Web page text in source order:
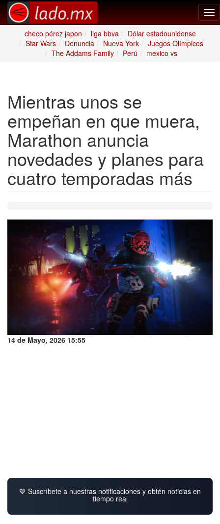
checo pérez japon
liga bbva
Dólar estadounidense
Star Wars
Denuncia Nueva York
Juegos Olímpicos
The Addams Family
Perú mexico vs
Mientras unos se
empeñan en que muera,
Marathon anuncia
novedades y planes para
cuatro temporadas más
14 de Mayo, 2026 15:55
💙 Suscríbete a nuestras notificaciones y obtén noticias en
tiempo real